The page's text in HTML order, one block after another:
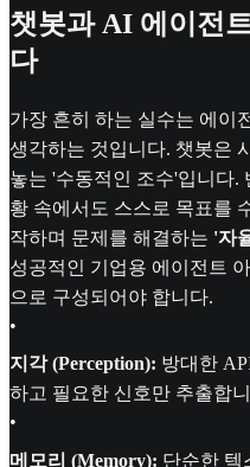
챗봇과 AI 에이전
다
가장 흔히 하는 실수는 에이
생각하는 것입니다. 챗봇은
놓는 '수동적인 조수'입니다.
황 속에서도 스스로 목표를
작하며 문제를 해결하는 '자
성공적인 기업용 에이전트
으로 구성되어야 합니다.
•
지각 (Perception): 방대한
하고 필요한 신호만 추출합
•
메모리 (Memory): 단순한 텍